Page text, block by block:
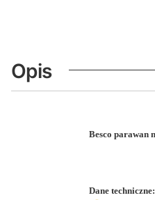
Opis
Besco parawan
Dane techniczne: